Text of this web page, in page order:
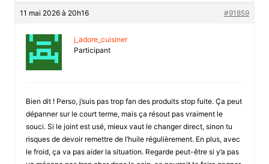
11 mai 2026 à 20h16 #91859
j_adore_cuisiner
Participant
Bien dit ! Perso, j’suis pas trop fan des produits stop fuite. Ça peut
dépanner sur le court terme, mais ça résout pas vraiment le
souci. Si le joint est usé, mieux vaut le changer direct, sinon tu
risques de devoir remettre de l’huile régulièrement. En plus, avec
le froid, ça va pas aider la situation. Regarde peut-être si y’a pas